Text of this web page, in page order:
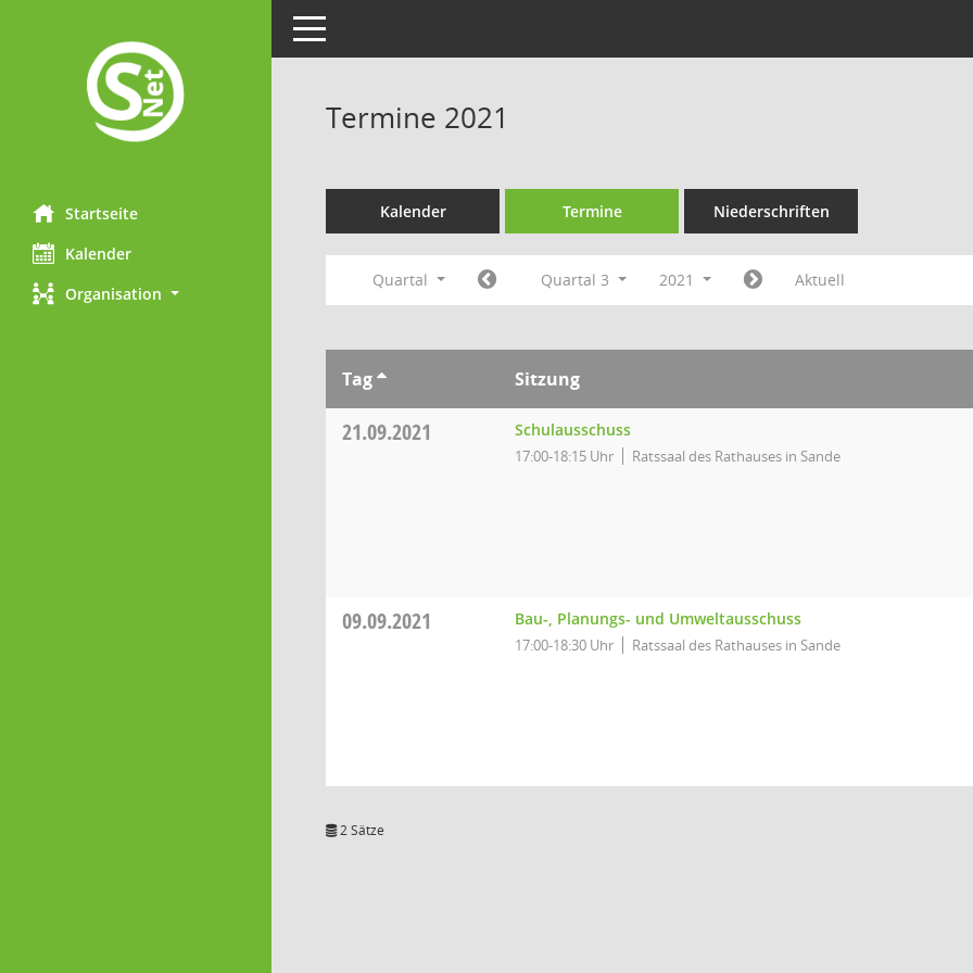
Startseite
Kalender
Organisation
Toggle navigation
Termine 2021
Kalender Termine Niederschriften
Quartal Quartal 3 2021 Aktuell
Tag Sitzung
21.09.2021 Schulausschuss
17:00-18:15 Uhr Ratssaal des Rathauses in Sande
09.09.2021 Bau-, Planungs- und Umweltausschuss
17:00-18:30 Uhr Ratssaal des Rathauses in Sande
2 Sätze